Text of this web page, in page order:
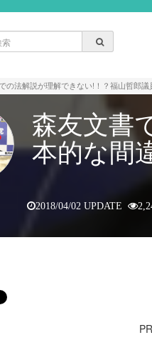
の法解説が理解できない!！？福山哲郎議
森友文書
本的な間
2018/04/02 UPDATE